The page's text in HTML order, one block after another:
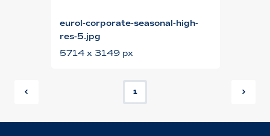
eurol-corporate-seasonal-high-
res-5.jpg
5714 x 3149 px
1